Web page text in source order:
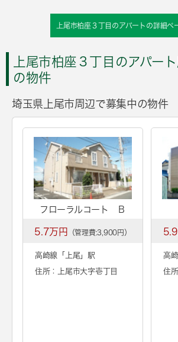
上尾市柏座３丁目のアパートの詳細ペ
上尾市柏座３丁目のアパー
の物件
埼玉県上尾市周辺で募集中の物件
フローラルコート Ｂ
5.7万円 （管理費:3,900円）
高崎線「 上尾 」駅
住所：上尾市大字壱丁目
高
住